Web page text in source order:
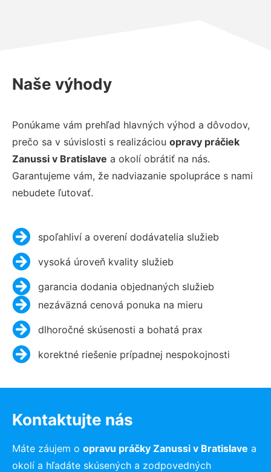
Naše výhody
Ponúkame vám prehľad hlavných výhod a dôvodov,
prečo sa v súvislosti s realizáciou opravy práčiek
Zanussi v Bratislave a okolí obrátiť na nás.
Garantujeme vám, že nadviazanie spolupráce s nami
nebudete ľutovať.
spoľahliví a overení dodávatelia služieb
vysoká úroveň kvality služieb
garancia dodania objednaných služieb
nezáväzná cenová ponuka na mieru
dlhoročné skúsenosti a bohatá prax
korektné riešenie prípadnej nespokojnosti
Kontaktujte nás
Máte záujem o opravu práčky Zanussi v Bratislave a
okolí a hľadáte skúsených a zodpovedných